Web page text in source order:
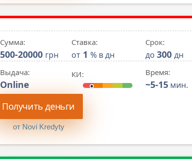
Сумма:
500-20000 грн
Ставка:
от 1 % в дн
Срок:
до 300 дн
Выдача:
Online
КИ: Время:
~5-15 мин.
Получить деньги
от Novi Kredyty